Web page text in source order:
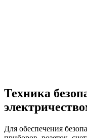
Техника
Для обеспечения